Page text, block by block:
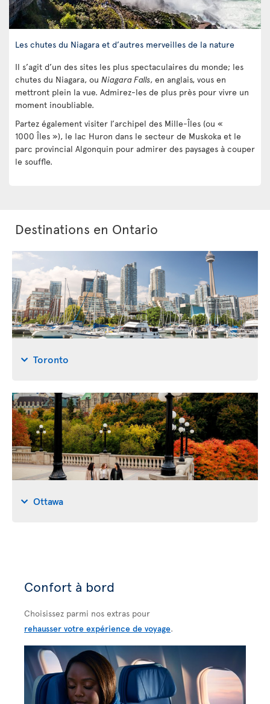
Les chutes du Niagara et d’autres merveilles de la nature
Il s’agit d’un des sites les plus spectaculaires du monde; les
chutes du Niagara, ou Niagara Falls, en anglais, vous en
mettront plein la vue. Admirez-les de plus près pour vivre un
moment inoubliable.
Partez également visiter l’archipel des Mille-Îles (ou «
1000 Îles »), le lac Huron dans le secteur de Muskoka et le
parc provincial Algonquin pour admirer des paysages à couper
le souffle.
Destinations en Ontario
Toronto
Ottawa
Confort à bord
Choisissez parmi nos extras pour
rehausser votre expérience de voyage.